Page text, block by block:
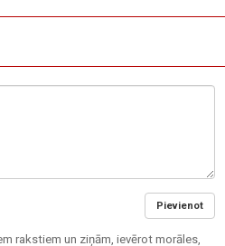
Pievienot
rakstiem un ziņām, ievērot morāles,